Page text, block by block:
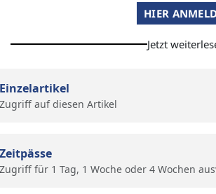
HIER
Jetzt
Einzelartikel
Zugriff auf diesen Artikel
Zeitpässe
Zugriff für 1 Tag, 1 Woche oder 4 Wochen